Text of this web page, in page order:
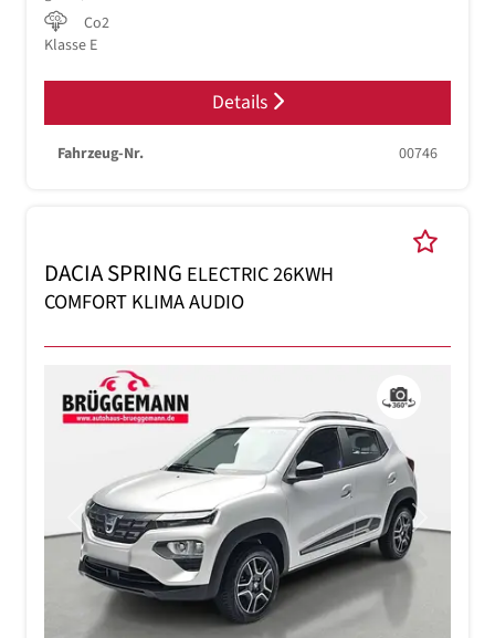
Co2
Klasse E
Details
Fahrzeug-Nr. 00746
DACIA SPRING ELECTRIC 26KWH
COMFORT KLIMA AUDIO
Previous Next